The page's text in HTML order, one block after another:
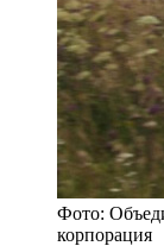
Фото:
корпорация